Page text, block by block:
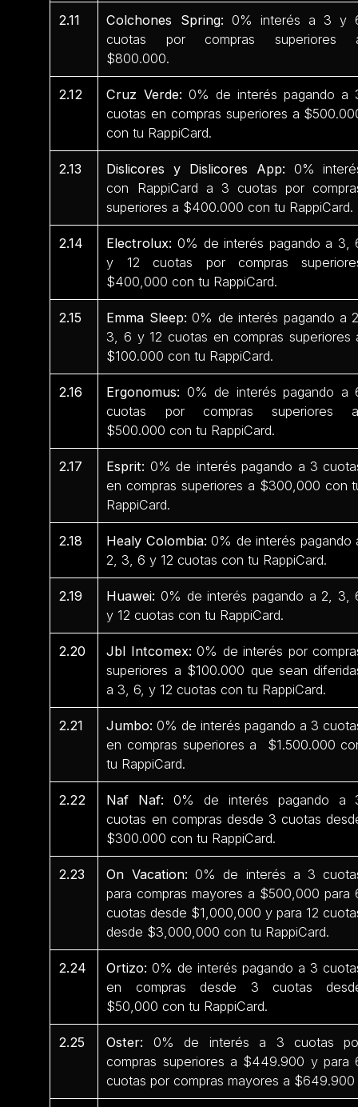
2.11 Colchones Spring: 0% interés a 3 y
cuotas por compras superiores
$800.000.
2.12 Cruz Verde: 0% de interés pagando a
cuotas en compras superiores a
con tu RappiCard.
2.13 Dislicores y Dislicores App: 0%
con RappiCard a 3 cuotas por
superiores a $400.000 con tu RappiCard.
2.14 Electrolux: 0% de interés pagando a 3,
y 12 cuotas por compras
$400,000 con tu RappiCard.
2.15 Emma Sleep: 0% de interés pagando a
3, 6 y 12 cuotas en compras superiores
$100.000 con tu RappiCard.
2.16 Ergonomus: 0% de interés pagando a
cuotas por compras superiores
$500.000 con tu RappiCard.
2.17 Esprit: 0% de interés pagando a 3
en compras superiores a $300,000 con
RappiCard.
2.18 Healy Colombia:0% de interés pagando
2, 3, 6 y 12 cuotas con tu RappiCard.
2.19 Huawei: 0% de interés pagando a 2, 3,
y 12 cuotas con tu RappiCard.
2.20 Jbl Intcomex:0% de interés por
superiores a $100.000 que sean
a 3, 6, y 12 cuotas con tu RappiCard.
2.21 Jumbo: 0% de interés pagando a 3
en compras superiores a $1.500.000
tu RappiCard.
2.22 Naf Naf:0% de interés pagando a
cuotas en compras desde 3 cuotas
$300.000 con tu RappiCard.
2.23 On Vacation: 0% de interés a 3
para compras mayores a $500,000 para
cuotas desde $1,000,000 y para 12
desde $3,000,000 con tu RappiCard.
2.24 Ortizo:0% de interés pagando a 3
en compras desde 3 cuotas
$50,000 con tu RappiCard.
2.25 Oster: 0% de interés a 3 cuotas
compras superiores a $449.900 y para
cuotas por compras mayores a